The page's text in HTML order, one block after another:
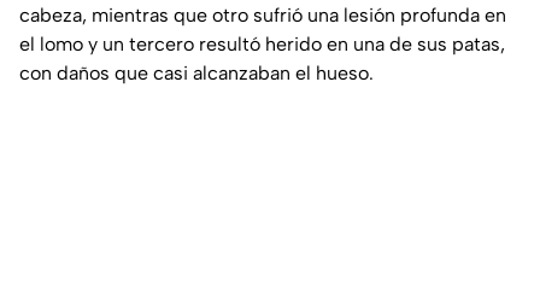
cabeza, mientras que otro sufrió una lesión profunda en
el lomo y un tercero resultó herido en una de sus patas,
con daños que casi alcanzaban el hueso.